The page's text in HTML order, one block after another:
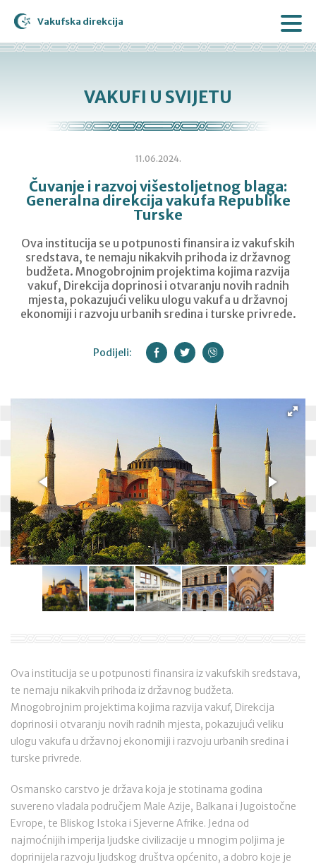
Vakufska direkcija
VAKUFI U SVIJETU
11.06.2024.
Čuvanje i razvoj višestoljetnog blaga:
Generalna direkcija vakufa Republike
Turske
Ova institucija se u potpunosti finansira iz vakufskih
sredstava, te nemaju nikakvih prihoda iz državnog
budžeta. Mnogobrojnim projektima kojima razvija
vakuf, Direkcija doprinosi i otvaranju novih radnih
mjesta, pokazujući veliku ulogu vakufa u državnoj
ekonomiji i razvoju urbanih sredina i turske privrede.
Podijeli:
Ova institucija se u potpunosti finansira iz vakufskih sredstava,
te nemaju nikakvih prihoda iz državnog budžeta.
Mnogobrojnim projektima kojima razvija vakuf, Direkcija
doprinosi i otvaranju novih radnih mjesta, pokazujući veliku
ulogu vakufa u državnoj ekonomiji i razvoju urbanih sredina i
turske privrede.
Osmansko carstvo je država koja je stotinama godina
suvereno vladala područjem Male Azije, Balkana i Jugoistočne
Evrope, te Bliskog Istoka i Sjeverne Afrike. Jedna od
najmoćnijih imperija ljudske civilizacije u mnogim poljima je
doprinijela razvoju ljudskog društva općenito, a dobro koje je